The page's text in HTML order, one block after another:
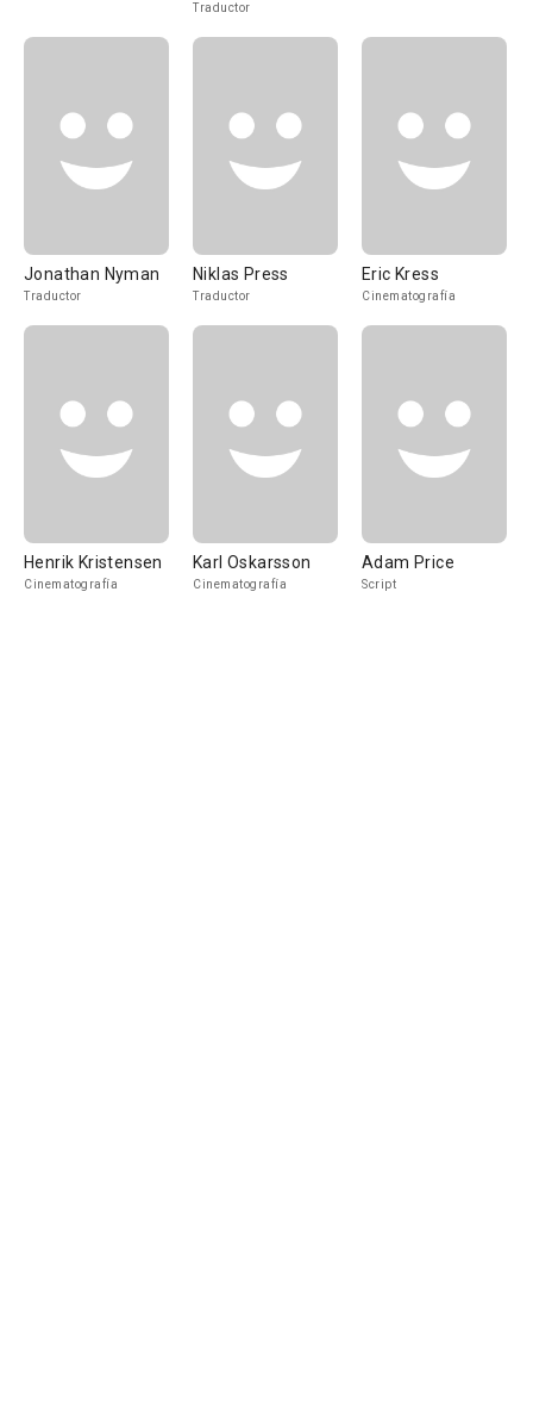
Traductor
Jonathan Nyman
Traductor
Niklas Press
Traductor
Eric Kress
Cinematografía
Henrik Kristensen
Cinematografía
Karl Oskarsson
Cinematografía
Adam Price
Script